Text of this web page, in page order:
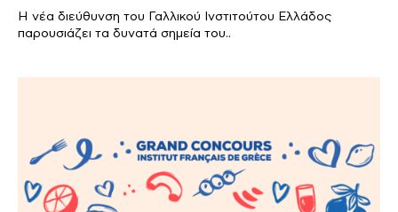
Η νέα διεύθυνση του Γαλλικού Ινστιτούτου Ελλάδος
παρουσιάζει τα δυνατά σημεία του..